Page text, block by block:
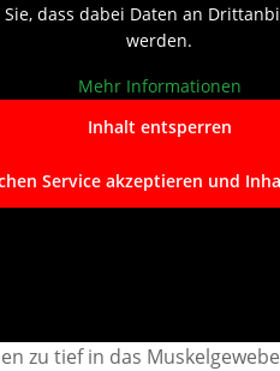
dass dabei Daten an
werden.
Mehr Informationen
Inhalt entsperren
Service akzeptieren und
zu tief in das